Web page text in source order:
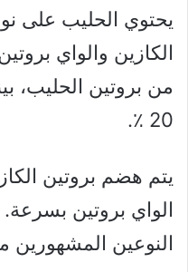
يحتوي الحليب على
من بروتين الحليب،
20 ٪.
يتم هضم بروتين
الواي بروتين
النوعين المشهورين